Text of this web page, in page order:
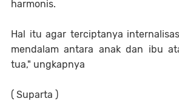
harmonis.
Hal itu agar terciptanya
mendalam antara anak dan ibu
tua," ungkapnya
( Suparta )